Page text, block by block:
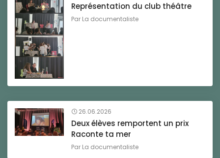
Représentation du club théâtre
Par La documentaliste
26.06.2026
Deux élèves remportent un prix
Raconte ta mer
Par La documentaliste